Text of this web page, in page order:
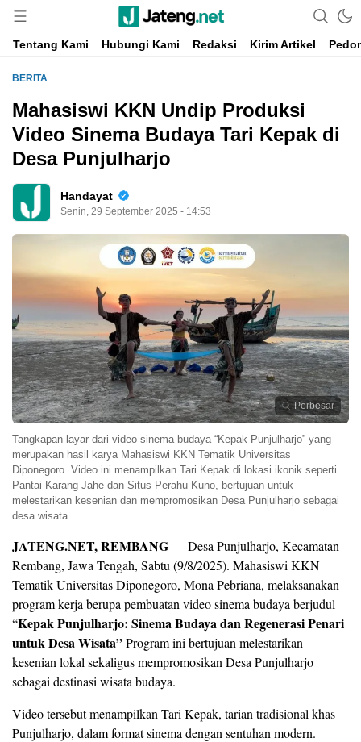
Jateng.net
Portal Media Anak Muda Jawa Tengah
Tentang Kami
Hubungi Kami Redaksi Kirim Artikel
BERITA
Mahasiswi KKN Undip Produksi
Video Sinema Budaya Tari Kepak di
Desa Punjulharjo
Handayat
Senin, 29 September 2025 - 14:53
Perbesar
Tangkapan layar dari video sinema budaya “Kepak Punjulharjo” yang
merupakan hasil karya Mahasiswi KKN Tematik Universitas
Diponegoro. Video ini menampilkan Tari Kepak di lokasi ikonik seperti
Pantai Karang Jahe dan Situs Perahu Kuno, bertujuan untuk
melestarikan kesenian dan mempromosikan Desa Punjulharjo sebagai
desa wisata.
JATENG.NET, REMBANG— Desa Punjulharjo, Kecamatan
Rembang, Jawa Tengah, Sabtu (9/8/2025). Mahasiswi KKN
Tematik Universitas Diponegoro, Mona Pebriana, melaksanakan
program kerja berupa pembuatan video sinema budaya berjudul
“Kepak Punjulharjo: Sinema Budaya dan Regenerasi Penari
untuk Desa Wisata”Program ini bertujuan melestarikan
kesenian lokal sekaligus mempromosikan Desa Punjulharjo
sebagai destinasi wisata budaya.
Video tersebut menampilkan Tari Kepak, tarian tradisional khas
Punjulharjo, dalam format sinema dengan sentuhan modern.